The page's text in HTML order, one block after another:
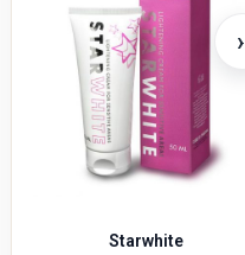
Starwhite
›